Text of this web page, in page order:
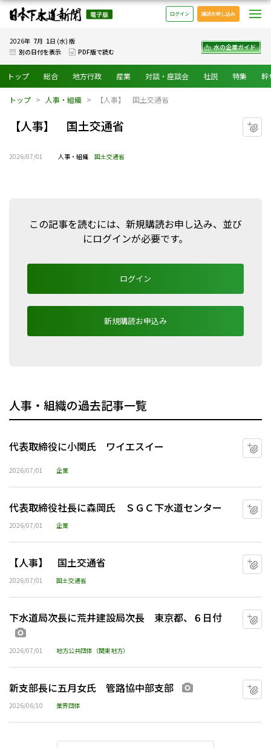
日本下水道新聞 電子版
ログイン 購読お申し込み
2026年 7月 1 日 (水) 版
別の日付を表示
PDF版で読む
水の企業ガイド
トップ 総合 地方行政 産業 対談・座談会 社説 特集 幹
トップ 人事・組織 【人事】 国土交通省
【人事】 国土交通省
2026/07/01 人事・組織 国土交通省
この記事を読むには、新規購読お申し込み、並び
にログインが必要です。
ログイン
新規購読お申込み
人事・組織の過去記事一覧
代表取締役に小関氏 ワイエスイー
2026/07/01 企業
代表取締役社長に森岡氏 ＳＧＣ下水道センター
2026/07/01 企業
【人事】 国土交通省
2026/07/01 国土交通省
下水道局次長に荒井建設局次長 東京都、６日付
2026/07/01 地方公共団体（関東地方）
新支部長に五月女氏 管路協中部支部
2026/06/10 業界団体